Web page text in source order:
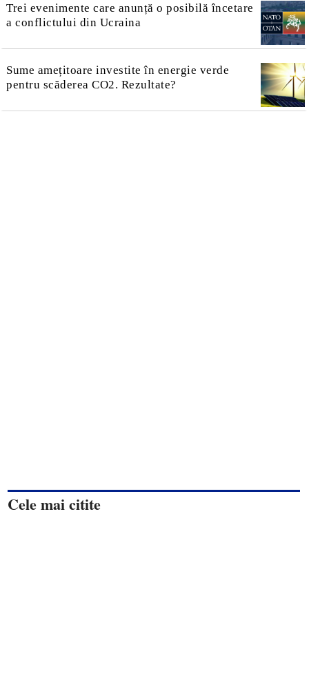
Trei evenimente care anunță o posibilă încetare
a conflictului din Ucraina
Sume amețitoare investite în energie verde
pentru scăderea CO2. Rezultate?
Cele mai citite